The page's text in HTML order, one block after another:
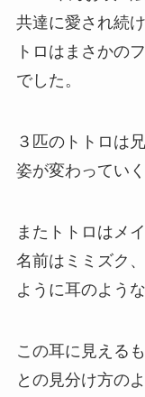
共達に愛され続
トロはまさかの
でした。
３匹のトトロは
姿が変わっていく
またトトロはメ
名前はミミズク
ように耳のよう
この耳に見える
との見分け方の